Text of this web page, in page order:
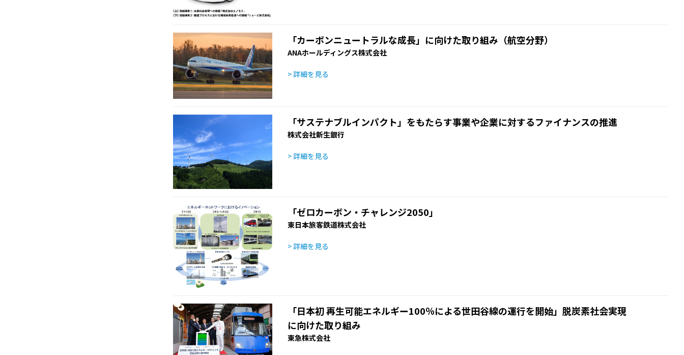
「カーボンニュートラルな成長」に向けた取り組み（航空分野）
ANAホールディングス株式会社
> 詳細を見る
「サステナブルインパクト」をもたらす事業や企業に対するファイナンスの推進
株式会社新生銀行
> 詳細を見る
「ゼロカーボン・チャレンジ2050」
東日本旅客鉄道株式会社
> 詳細を見る
「日本初 再生可能エネルギー100％による世田谷線の運行を開始」脱炭素社会実現
に向けた取り組み
東急株式会社